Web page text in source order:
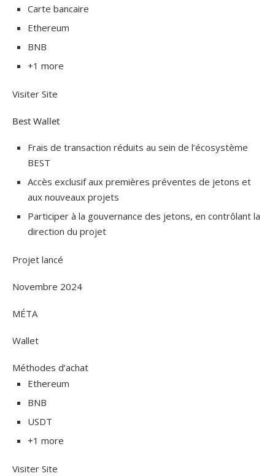
Carte bancaire
Ethereum
BNB
+1 more
Visiter Site
Best Wallet
Frais de transaction réduits au sein de l’écosystème
BEST
Accès exclusif aux premières préventes de jetons et
aux nouveaux projets
Participer à la gouvernance des jetons, en contrôlant la
direction du projet
Projet lancé
Novembre 2024
MÉTA
Wallet
Méthodes d’achat
Ethereum
BNB
USDT
+1 more
Visiter Site